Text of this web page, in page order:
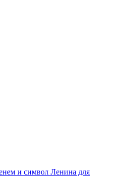
и символ Ленина для